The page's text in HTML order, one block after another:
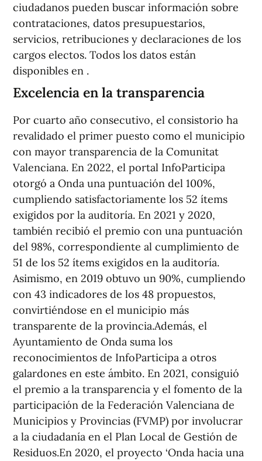
ciudadanos pueden buscar información sobre
contrataciones, datos presupuestarios,
servicios, retribuciones y declaraciones de los
cargos electos. Todos los datos están
disponibles en .
Excelencia en la transparencia
Por cuarto año consecutivo, el consistorio ha
revalidado el primer puesto como el municipio
con mayor transparencia de la Comunitat
Valenciana. En 2022, el portal InfoParticipa
otorgó a Onda una puntuación del 100%,
cumpliendo satisfactoriamente los 52 ítems
exigidos por la auditoría. En 2021 y 2020,
también recibió el premio con una puntuación
del 98%, correspondiente al cumplimiento de
51 de los 52 ítems exigidos en la auditoría.
Asimismo, en 2019 obtuvo un 90%, cumpliendo
con 43 indicadores de los 48 propuestos,
convirtiéndose en el municipio más
transparente de la provincia.Además, el
Ayuntamiento de Onda suma los
reconocimientos de InfoParticipa a otros
galardones en este ámbito. En 2021, consiguió
el premio a la transparencia y el fomento de la
participación de la Federación Valenciana de
Municipios y Provincias (FVMP) por involucrar
a la ciudadanía en el Plan Local de Gestión de
Residuos.En 2020, el proyecto ‘Onda hacia una